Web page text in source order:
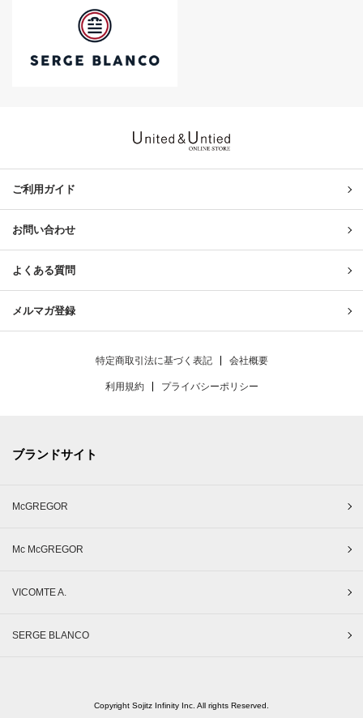
ご利用ガイド
お問い合わせ
よくある質問
メルマガ登録
特定商取引法に基づく表記 会社概要
利用規約 プライバシーポリシー
ブランドサイト
McGREGOR
Mc McGREGOR
VICOMTE A.
SERGE BLANCO
Copyright Sojitz Infinity Inc. All rights Reserved.